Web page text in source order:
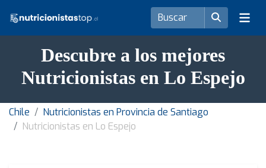
Descubre a los mejores
Nutricionistas en Lo Espejo
Chile
Nutricionistas en Provincia de Santiago
Nutricionistas en Lo Espejo